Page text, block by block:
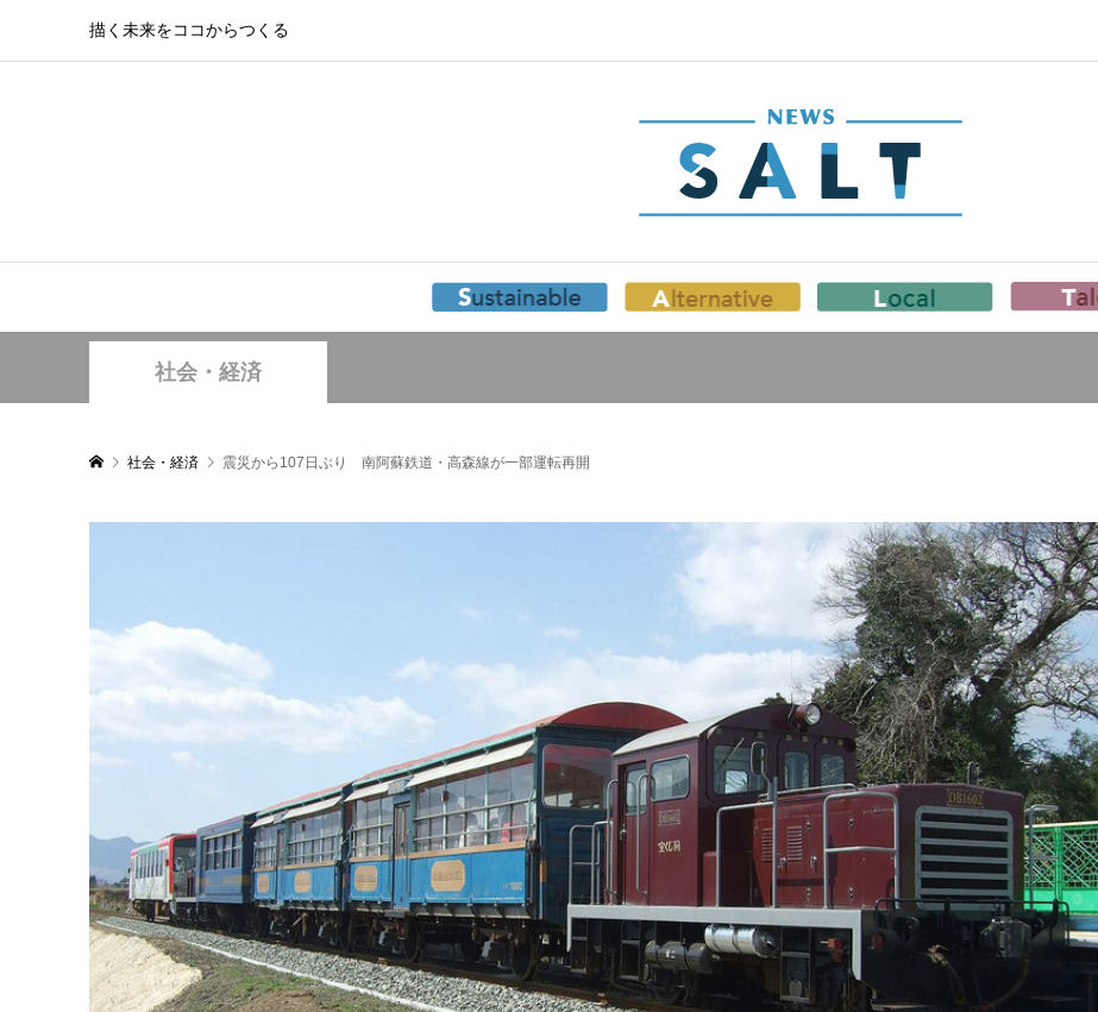
描く未来をココからつくる
社会・経済
社会・経済 震災から107日ぶり 南阿蘇鉄道・高森線が一部運転再開